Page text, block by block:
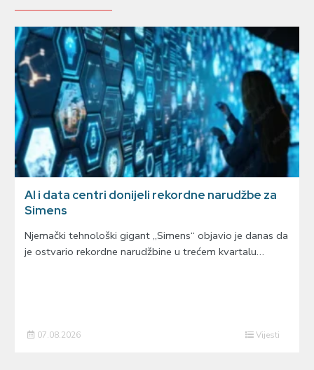
AI i data centri donijeli rekordne narudžbe za
Simens
Njemački tehnološki gigant „Simens“ objavio je danas da
je ostvario rekordne narudžbine u trećem kvartalu…
07.08.2026 Vijesti